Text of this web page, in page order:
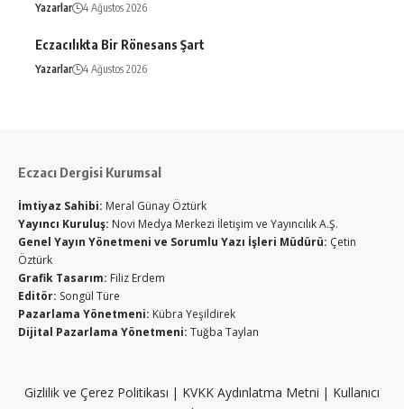
Yazarlar 4 Ağustos 2026
Eczacılıkta Bir Rönesans Şart
Yazarlar 4 Ağustos 2026
Eczacı Dergisi Kurumsal
İmtiyaz Sahibi: Meral Günay Öztürk
Yayıncı Kuruluş: Novi Medya Merkezi İletişim ve Yayıncılık A.Ş.
Genel Yayın Yönetmeni ve Sorumlu Yazı İşleri Müdürü: Çetin
Öztürk
Grafik Tasarım: Filiz Erdem
Editör: Songül Türe
Pazarlama Yönetmeni: Kübra Yeşildirek
Dijital Pazarlama Yönetmeni: Tuğba Taylan
Gizlilik ve Çerez Politikası | KVKK Aydınlatma Metni | Kullanıcı